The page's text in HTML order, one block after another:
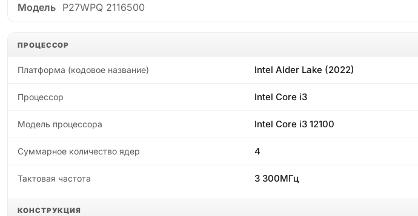
Модель P27WPQ 2116500
ПРОЦЕССОР
Платформа (кодовое название) Intel Alder Lake (2022)
Процессор Intel Core i3
Модель процессора Intel Core i3 12100
Суммарное количество ядер 4
Тактовая частота 3 300МГц
КОНСТРУКЦИЯ